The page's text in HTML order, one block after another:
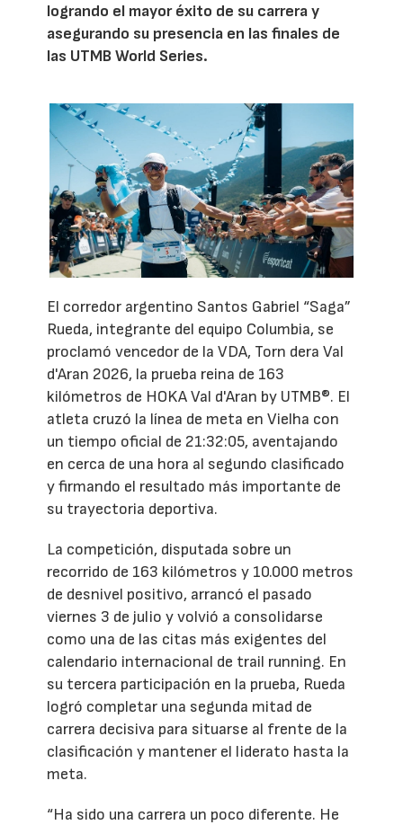
logrando el mayor éxito de su carrera y
asegurando su presencia en las finales de
las UTMB World Series.
El corredor argentino Santos Gabriel “Saga”
Rueda, integrante del equipo Columbia, se
proclamó vencedor de la VDA, Torn dera Val
d'Aran 2026, la prueba reina de 163
kilómetros de HOKA Val d'Aran by UTMB®. El
atleta cruzó la línea de meta en Vielha con
un tiempo oficial de 21:32:05, aventajando
en cerca de una hora al segundo clasificado
y firmando el resultado más importante de
su trayectoria deportiva.
La competición, disputada sobre un
recorrido de 163 kilómetros y 10.000 metros
de desnivel positivo, arrancó el pasado
viernes 3 de julio y volvió a consolidarse
como una de las citas más exigentes del
calendario internacional de trail running. En
su tercera participación en la prueba, Rueda
logró completar una segunda mitad de
carrera decisiva para situarse al frente de la
clasificación y mantener el liderato hasta la
meta.
“Ha sido una carrera un poco diferente. He